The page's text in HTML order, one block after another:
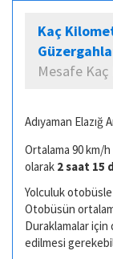
Kaç
Mesafe Kaç
Adıyaman Elazığ
Ortalama 90 km/h
olarak 2 saat 15
Yolculuk otobüsle
Otobüsün
Duraklamalar için
edilmesi